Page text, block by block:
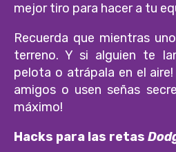
mejor tiro para hacer a tu
Recuerda que mientras
terreno. Y si alguien te
pelota o atrápala en el
amigos o usen señas
máximo!
Hacks para las retas